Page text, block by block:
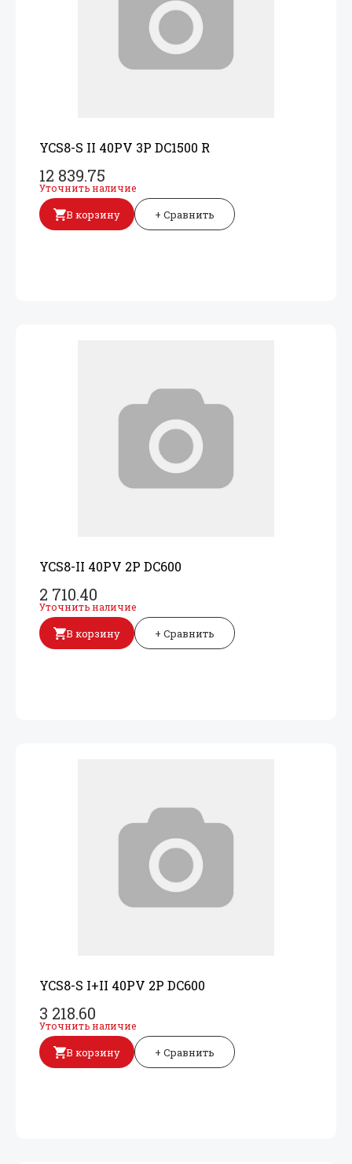
YCS8-S II 40PV 3P DC1500 R
12 839.75
Уточнить наличие
В корзину + Сравнить
YCS8-II 40PV 2P DC600
2 710.40
Уточнить наличие
В корзину + Сравнить
YCS8-S I+II 40PV 2P DC600
3 218.60
Уточнить наличие
В корзину + Сравнить